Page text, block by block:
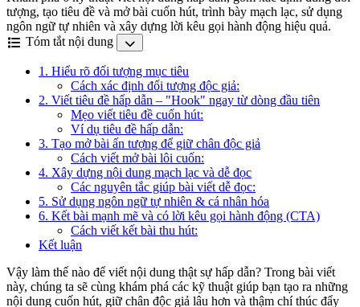
tượng, tạo tiêu đề và mở bài cuốn hút, trình bày mạch lạc, sử dụng
ngôn ngữ tự nhiên và xây dựng lời kêu gọi hành động hiệu quả.
Tóm tắt nội dung
1. Hiểu rõ đối tượng mục tiêu
Cách xác định đối tượng độc giả:
2. Viết tiêu đề hấp dẫn – "Hook" ngay từ dòng đầu tiên
Mẹo viết tiêu đề cuốn hút:
Ví dụ tiêu đề hấp dẫn:
3. Tạo mở bài ấn tượng để giữ chân độc giả
Cách viết mở bài lôi cuốn:
4. Xây dựng nội dung mạch lạc và dễ đọc
Các nguyên tắc giúp bài viết dễ đọc:
5. Sử dụng ngôn ngữ tự nhiên & cá nhân hóa
6. Kết bài mạnh mẽ và có lời kêu gọi hành động (CTA)
Cách viết kết bài thu hút:
Kết luận
Vậy làm thế nào để viết nội dung thật sự hấp dẫn? Trong bài viết
này, chúng ta sẽ cùng khám phá các kỹ thuật giúp bạn tạo ra những
nội dung cuốn hút, giữ chân độc giả lâu hơn và thậm chí thúc đẩy